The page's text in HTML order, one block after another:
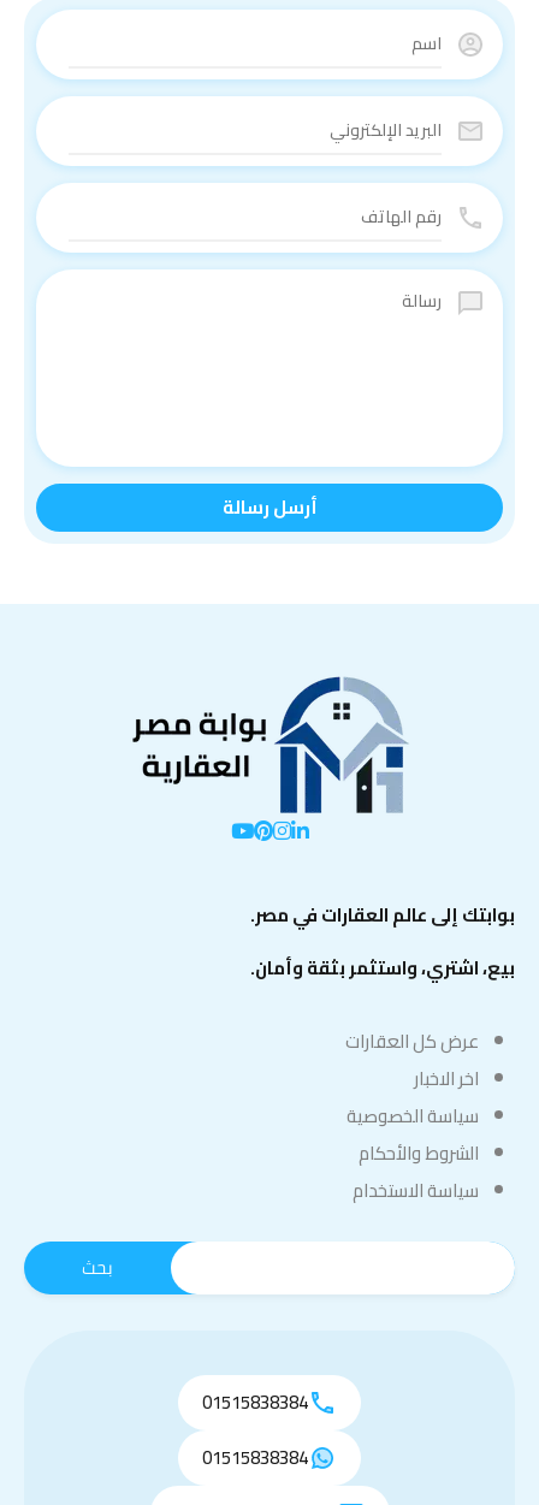
بوابتك إلى عالم العقارات في مصر.
بيع، اشتري، واستثمر بثقة وأمان.
عرض كل العقارات
اخر الاخبار
سياسة الخصوصية
الشروط والأحكام
سياسة الاستخدام
01515838384
01515838384